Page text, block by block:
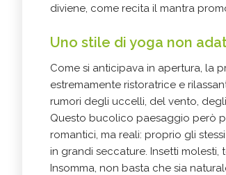
diviene, come recita il mantra
Uno stile di yoga non
Come si anticipava in apertura, la
estremamente ristoratrice e
rumori degli uccelli, del vento,
Questo bucolico paesaggio però
romantici, ma reali: proprio gli
in grandi seccature. Insetti
Insomma, non basta che sia